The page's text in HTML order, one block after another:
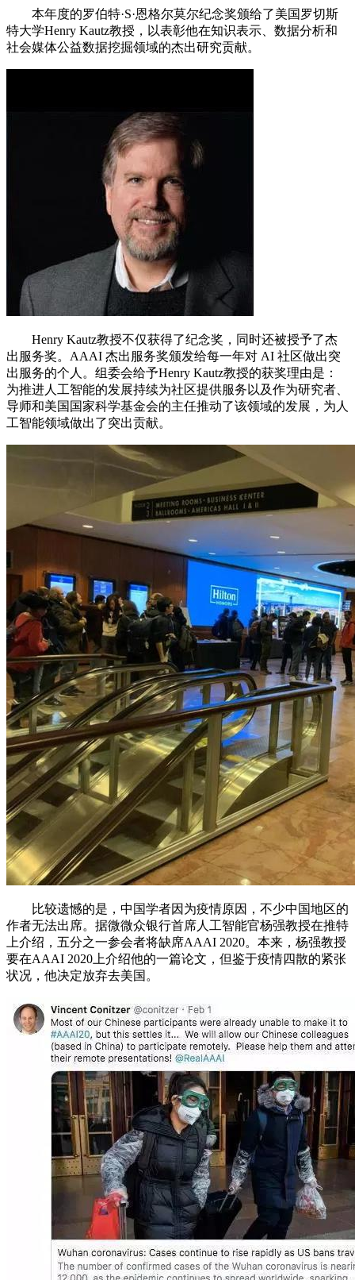
本年度的罗伯特·S·恩格尔莫尔纪念奖颁给了美国罗切斯
特大学Henry Kautz教授，以表彰他在知识表示、数据分析和
社会媒体公益数据挖掘领域的杰出研究贡献。
Henry Kautz教授不仅获得了纪念奖，同时还被授予了杰
出服务奖。AAAI 杰出服务奖颁发给每一年对 AI 社区做出突
出服务的个人。组委会给予Henry Kautz教授的获奖理由是：
为推进人工智能的发展持续为社区提供服务以及作为研究者、
导师和美国国家科学基金会的主任推动了该领域的发展，为人
工智能领域做出了突出贡献。
比较遗憾的是，中国学者因为疫情原因，不少中国地区的
作者无法出席。据微微众银行首席人工智能官杨强教授在推特
上介绍，五分之一参会者将缺席AAAI 2020。本来，杨强教授
要在AAAI 2020上介绍他的一篇论文，但鉴于疫情四散的紧张
状况，他决定放弃去美国。